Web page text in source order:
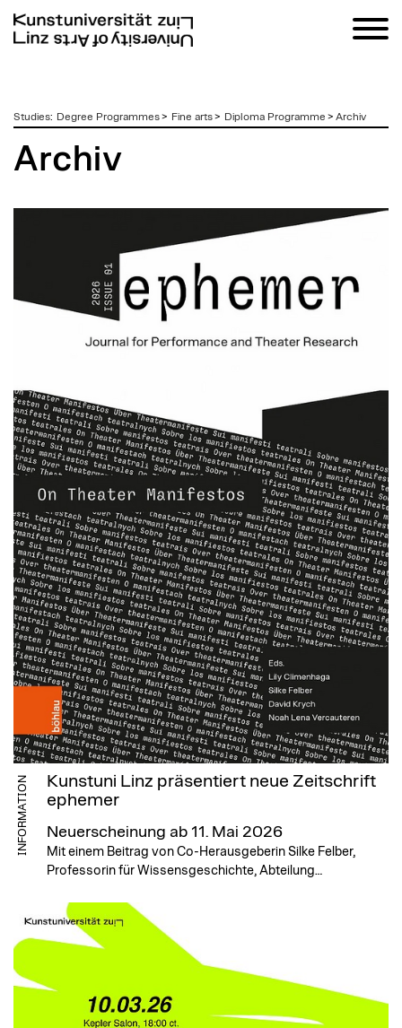
zumStudies: Degree Programmes> Fine arts> Diploma Programme > Archiv
Archiv
INFORMATION
Kunstuni Linz präsentiert neue Zeitschrift
ephemer
Neuerscheinung ab 11. Mai 2026
Mit einem Beitrag von Co-Herausgeberin Silke Felber,
Professorin für Wissensgeschichte, Abteilung…